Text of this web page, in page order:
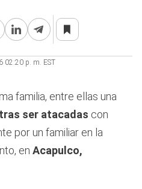
02:20 p. m. EST
familia, entre ellas una
ser atacadas con
por un familiar en la
en Acapulco,